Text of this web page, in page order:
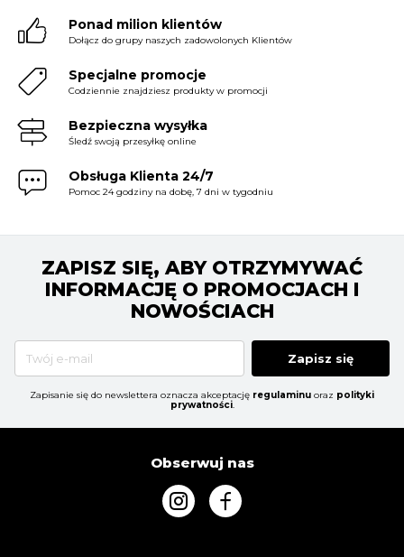
Ponad milion klientów
Dołącz do grupy naszych zadowolonych Klientów
Specjalne promocje
Codziennie znajdziesz produkty w promocji
Bezpieczna wysyłka
Śledź swoją przesyłkę online
Obsługa Klienta 24/7
Pomoc 24 godziny na dobę, 7 dni w tygodniu
ZAPISZ SIĘ, ABY OTRZYMYWAĆ
INFORMACJĘ O PROMOCJACH I
NOWOŚCIACH
Zapisz się
Zapisanie się do newslettera oznacza akceptację regulaminu oraz polityki
prywatności.
Obserwuj nas